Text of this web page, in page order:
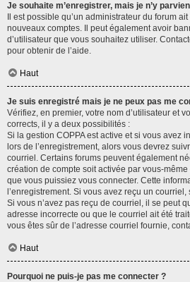
Je souhaite m’enregistrer, mais je n’y
Il est possible qu’un administrateur du forum
nouveaux comptes. Il peut également avoir
d’utilisateur que vous souhaitez utiliser.
pour obtenir de l’aide.
Haut
Je suis enregistré mais je ne peux pas me
Vérifiez, en premier, votre nom d’utilisateur et
corrects, il y a deux possibilités :
Si la gestion COPPA est active et si vous avez
lors de l’enregistrement, alors vous devrez
courriel. Certains forums peuvent également
création de compte soit activée par vous-
que vous puissiez vous connecter. Cette
l’enregistrement. Si vous avez reçu un
Si vous n’avez pas reçu de courriel, il se peut
adresse incorrecte ou que le courriel ait été
vous êtes sûr de l’adresse courriel fournie,
Haut
Pourquoi ne puis-je pas me connecter ?